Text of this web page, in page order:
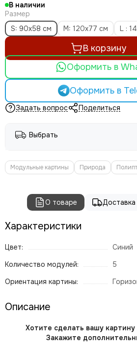
В наличии
Размер
S: 90x58 см
M: 120x77 см L :
В корзину
Оформить в
Оформить в
Задать вопрос Поделиться
Выбрать
Модульные картины Природа
О товаре Доставка
Характеристики
Цвет:
Синий
Количество модулей:
5
Ориентация картины:
Описание
Хотите сделать вашу
Закажите